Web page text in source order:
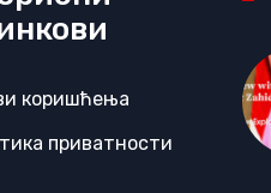
коришћења
приватности